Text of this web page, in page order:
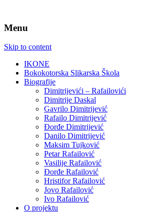
Menu
Skip to content
IKONE
Bokokotorska Slikarska Škola
Biografije
Dimitrijevići – Rafailovići
Dimitrije Daskal
Gavrilo Dimitrijević
Rafailo Dimitrijević
Đorđe Dimitrijević
Danilo Dimitrijević
Maksim Tujković
Petar Rafailović
Vasilije Rafailović
Đorđe Rafailović
Hristifor Rafailović
Jovo Rafailović
Ivo Rafailović
O projektu